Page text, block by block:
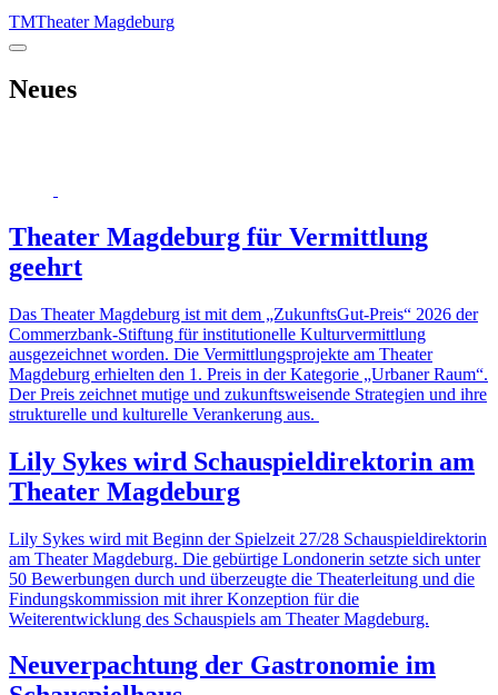
TMTheater Magdeburg
Neues
Theater Magdeburg für Vermittlung
geehrt
Das Theater Magdeburg ist mit dem „ZukunftsGut-Preis“ 2026 der
Commerzbank-Stiftung für institutionelle Kulturvermittlung
ausgezeichnet worden. Die Vermittlungsprojekte am Theater
Magdeburg erhielten den 1. Preis in der Kategorie „Urbaner Raum“.
Der Preis zeichnet mutige und zukunftsweisende Strategien und ihre
strukturelle und kulturelle Verankerung aus.
Lily Sykes wird Schauspieldirektorin am
Theater Magdeburg
Lily Sykes wird mit Beginn der Spielzeit 27/28 Schauspieldirektorin
am Theater Magdeburg. Die gebürtige Londonerin setzte sich unter
50 Bewerbungen durch und überzeugte die Theaterleitung und die
Findungskommission mit ihrer Konzeption für die
Weiterentwicklung des Schauspiels am Theater Magdeburg.
Neuverpachtung der Gastronomie im